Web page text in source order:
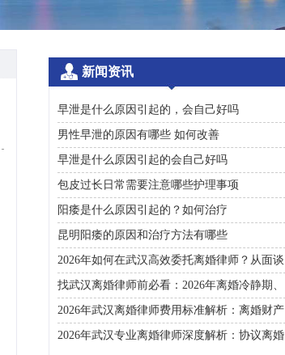
新闻资讯
早泄是什么原因引起的，会自己好吗
男性早泄的原因有哪些 如何改善
早泄是什么原因引起的会自己好吗
包皮过长日常需要注意哪些护理事项
阳痿是什么原因引起的？如何治疗
昆明阳痿的原因和治疗方法有哪些
2026年如何在武汉高效委托离婚律师？从面谈
咨询到判决执行的完整避雷手册
找武汉离婚律师前必看：2026年离婚冷静期、
彩礼返还及房产分割高频问题汇总
2026年武汉离婚律师费用标准解析：离婚财产
分割、债务处理及子女抚养指南
2026年武汉专业离婚律师深度解析：协议离婚